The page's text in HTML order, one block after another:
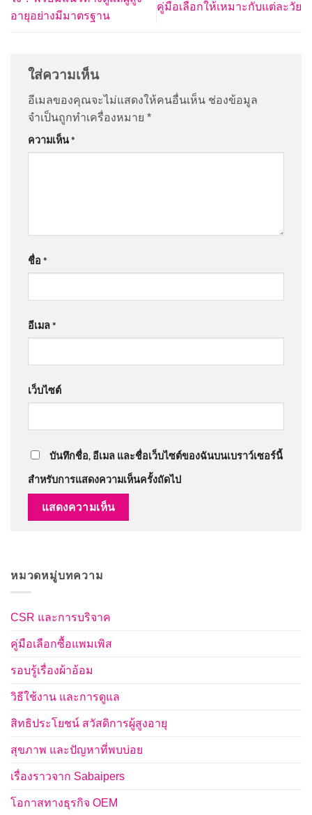
อายุอย่างมีมาตรฐาน
คู่มือเลือกให้เหมาะกับแต่ละวัย
ใส่ความเห็น
อีเมลของคุณจะไม่แสดงให้คนอื่นเห็น ช่องข้อมูล
จำเป็นถูกทำเครื่องหมาย *
ความเห็น*
ชื่อ *
อีเมล*
เว็บไซต์
บันทึกชื่อ, อีเมล และชื่อเว็บไซต์ของฉันบนเบราว์เซอร์นี้
สำหรับการแสดงความเห็นครั้งถัดไป
หมวดหมู่บทความ
CSR และการบริจาค
คู่มือเลือกซื้อแพมเพิส
รอบรู้เรื่องผ้าอ้อม
วิธีใช้งาน และการดูแล
สิทธิประโยชน์ สวัสดิการผู้สูงอายุ
สุขภาพ และปัญหาที่พบบ่อย
เรื่องราวจาก Sabaipers
โอกาสทางธุรกิจ OEM